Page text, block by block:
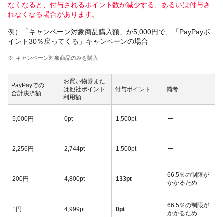
なくなると、付与されるポイント数が減少する、あるいは付与さ
れなくなる場合があります。
例）「キャンペーン対象商品購入額」が5,000円で、「PayPayポ
イント30％戻ってくる」キャンペーンの場合
キャンペーン対象商品のみを購入
PayPayでの
合計決済額
お買い物券また
は他社ポイント
利用額
付与ポイント 備考
5,000円 0pt 1,500pt ー
2,256円 2,744pt 1,500pt ー
200円 4,800pt 133pt
66.5％の制限が
かかるため
1円 4,999pt 0pt
66.5％の制限が
かかるため